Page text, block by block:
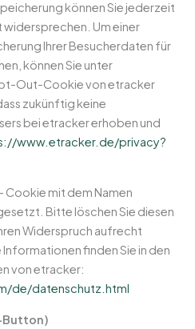
können Sie jederzeit
Um einer
Ihrer Besucherdaten für
können Sie unter
Out-Cookie von etracker
zukünftig keine
bei etracker erhoben und
www.etracker.de/privacy?
mit dem Namen
Bitte löschen Sie diesen
Widerspruch aufrecht
finden Sie in den
von etracker:
de/datenschutz.html
Button)